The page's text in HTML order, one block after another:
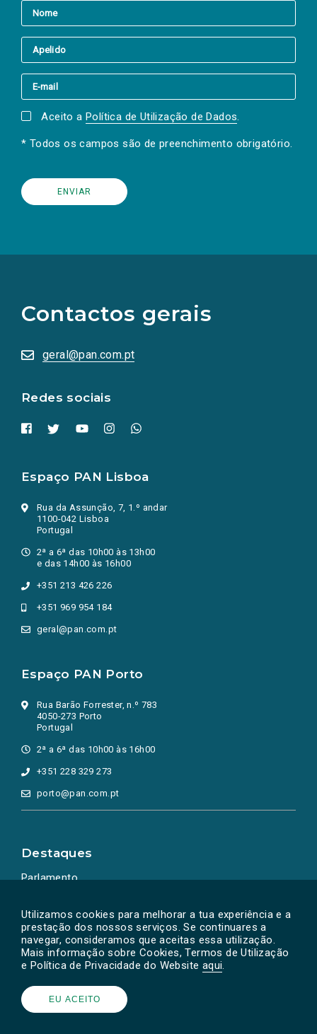
Utilizamos cookies para melhorar a tua experiência e a
prestação dos nossos serviços. Se continuares a
navegar, consideramos que aceitas essa utilização.
Mais informação sobre Cookies, Termos de Utilização
e Política de Privacidade do Website aqui.
EU ACEITO
Aceito a Política de Utilização de Dados.
* Todos os campos são de preenchimento obrigatório.
Contactos gerais
geral@pan.com.pt
Redes sociais
redes
sociais
numa
nova
Espaço PAN Lisboa
Rua da Assunção, 7, 1.º andar
1100-042 Lisboa
Portugal
2ª a 6ª das 10h00 às 13h00
e das 14h00 às 16h00
+351 213 426 226
+351 969 954 184
geral@pan.com.pt
Espaço PAN Porto
Rua Barão Forrester, n.º 783
4050-273 Porto
Portugal
2ª a 6ª das 10h00 às 16h00
+351 228 329 273
porto@pan.com.pt
Destaques
Parlamento
Powered by © PAN 2026